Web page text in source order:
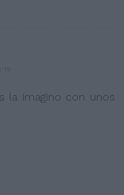
la imagino con unos